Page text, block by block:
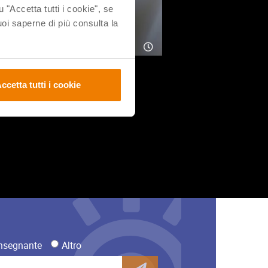
"Accetta tutti i cookie", se
saperne di più consulta la
tutti i cookie
Altro